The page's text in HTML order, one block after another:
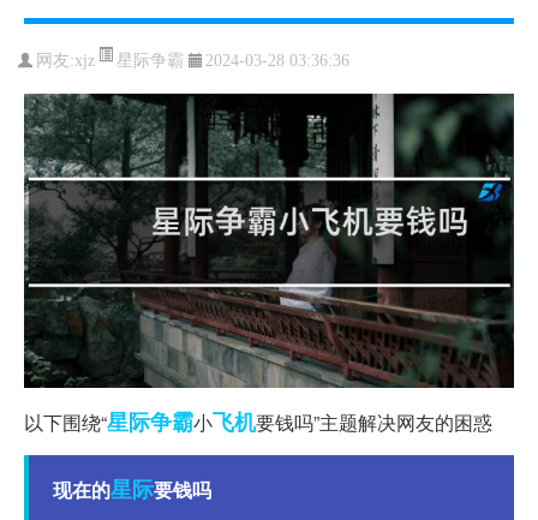
网友:xjz 星际争霸 2024-03-28 03:36:36
以下围绕“星际争霸小飞机要钱吗”主题解决网友的困惑
现在的星际要钱吗